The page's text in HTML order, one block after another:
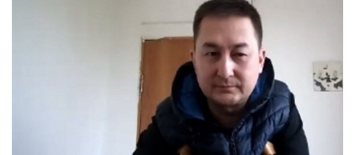
и
ю